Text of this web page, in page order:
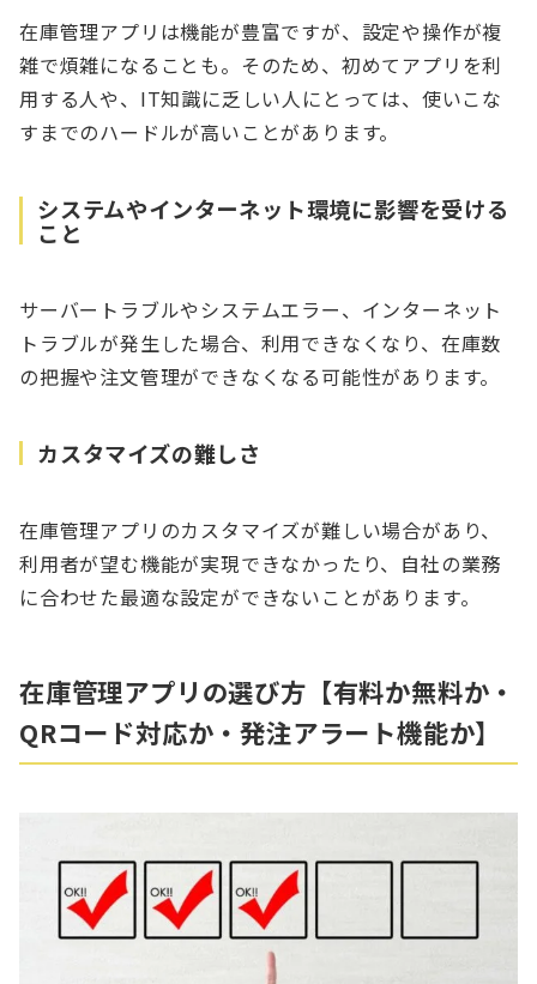
在庫管理アプリは機能が豊富ですが、設定や操作が複
雑で煩雑になることも。そのため、初めてアプリを利
用する人や、IT知識に乏しい人にとっては、使いこな
すまでのハードルが高いことがあります。
システムやインターネット環境に影響を受ける
こと
サーバートラブルやシステムエラー、インターネット
トラブルが発生した場合、利用できなくなり、在庫数
の把握や注文管理ができなくなる可能性があります。
カスタマイズの難しさ
在庫管理アプリのカスタマイズが難しい場合があり、
利用者が望む機能が実現できなかったり、自社の業務
に合わせた最適な設定ができないことがあります。
在庫管理アプリの選び方【有料か無料か・
QRコード対応か・発注アラート機能か】